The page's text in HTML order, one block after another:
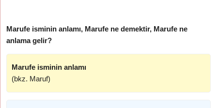
Marufe isminin anlamı, Marufe ne demektir, Marufe ne
anlama gelir?
Marufe isminin anlamı
(bkz. Maruf)